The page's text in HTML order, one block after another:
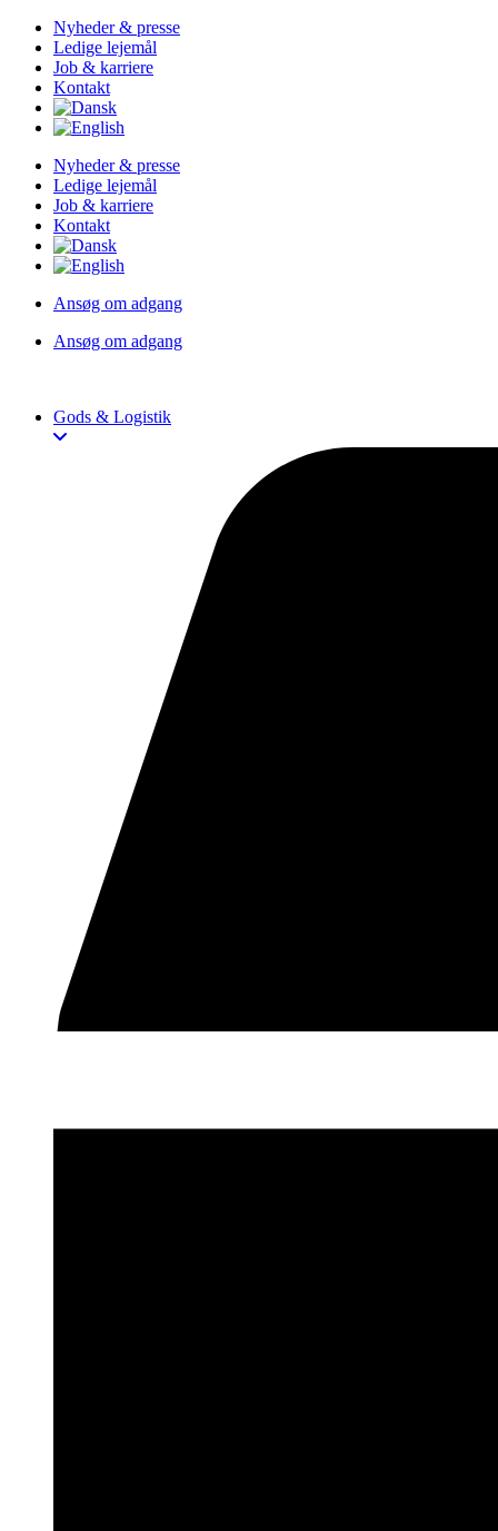
Videre
indhold
Nyheder & presse
Ledige lejemål
Job & karriere
Kontakt
Nyheder & presse
Ledige lejemål
Job & karriere
Kontakt
Ansøg om adgang
Ansøg om adgang
Gods & Logistik